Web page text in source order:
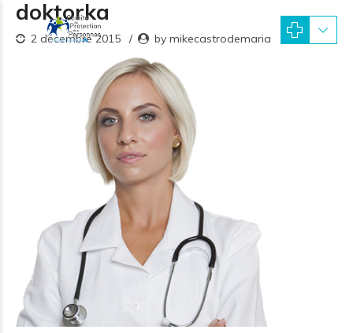
doktorka
2 décembre 2015 by mikecastrodemaria